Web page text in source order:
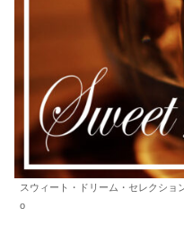
スウィート・ドリーム・セレクシ
o